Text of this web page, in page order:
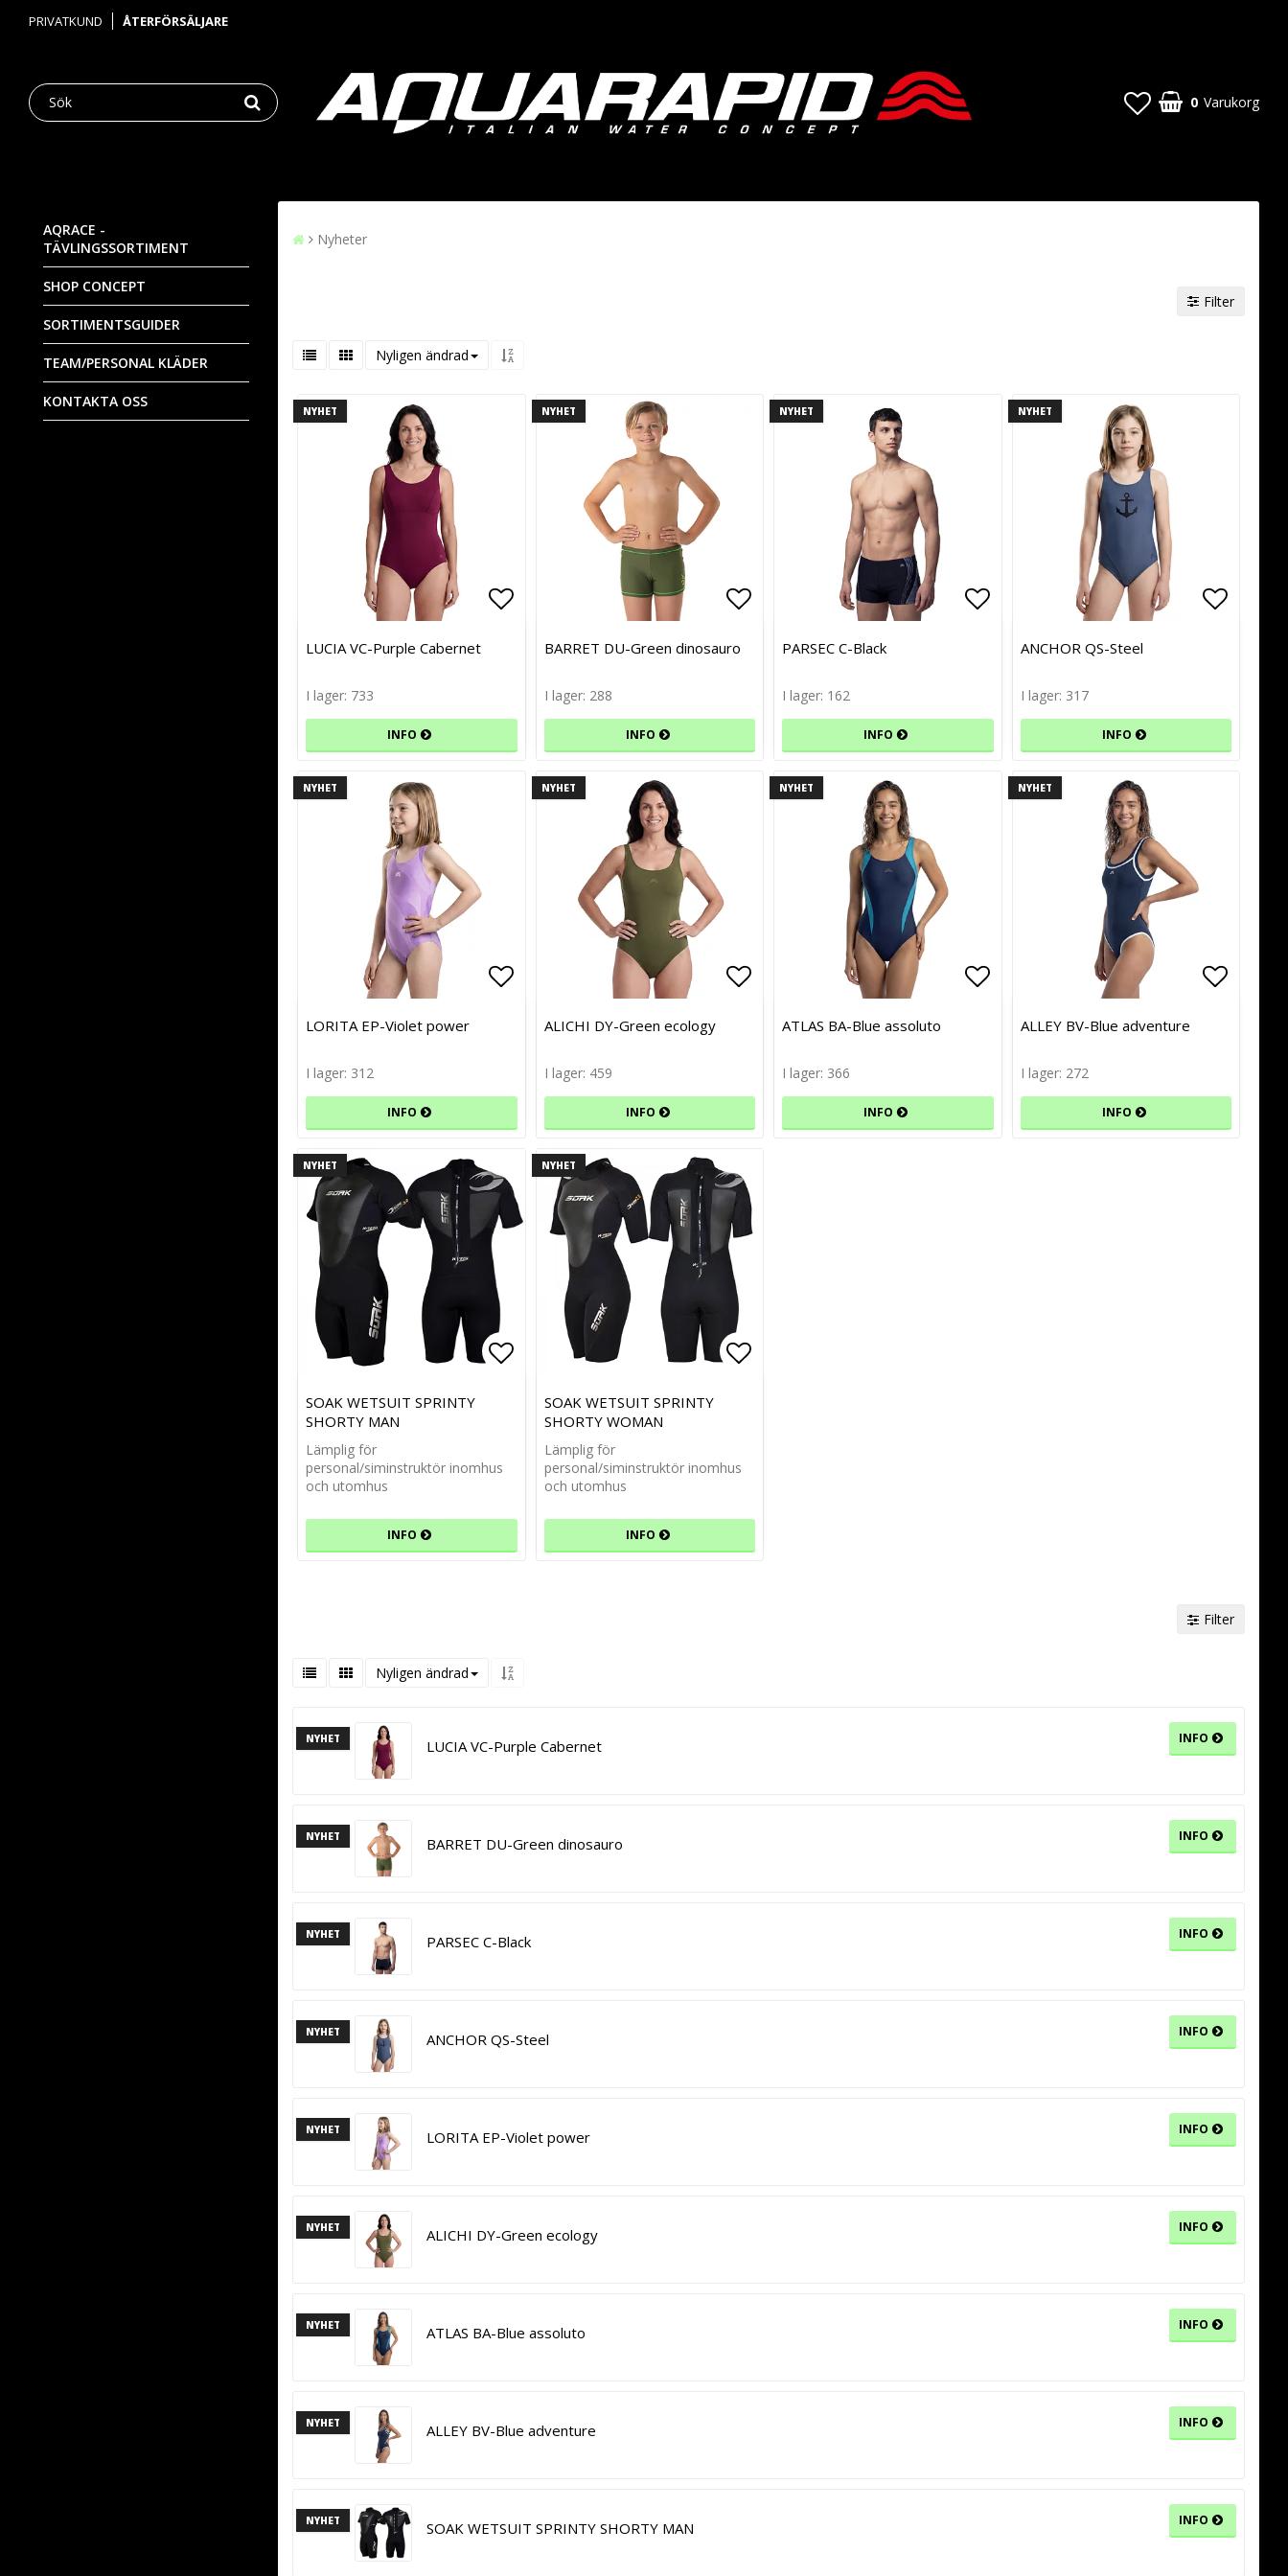
PRIVATKUND ÅTERFÖRSÄLJARE
0 Varukorg
AQRACE -
TÄVLINGSSORTIMENT
SHOP CONCEPT
SORTIMENTSGUIDER
TEAM/PERSONAL KLÄDER
KONTAKTA OSS
Nyheter
Filter
Nyligen ändrad
NYHET
Lägg till i favoritlistan
Lägg till i favoritlistan
LUCIA VC-Purple Cabernet
I lager: 733
INFO
NYHET
Lägg till i favoritlistan
Lägg till i favoritlistan
BARRET DU-Green dinosauro
I lager: 288
INFO
NYHET
Lägg till i favoritlistan
Lägg till i favoritlistan
PARSEC C-Black
I lager: 162
INFO
NYHET
ANCHOR QS-Steel
I lager: 317
INFO
NYHET
Lägg till i favoritlistan
Lägg till i favoritlistan
LORITA EP-Violet power
I lager: 312
INFO
NYHET
Lägg till i favoritlistan
Lägg till i favoritlistan
ALICHI DY-Green ecology
I lager: 459
INFO
NYHET
Lägg till i favoritlistan
Lägg till i favoritlistan
ATLAS BA-Blue assoluto
I lager: 366
INFO
NYHET
ALLEY BV-Blue adventure
I lager: 272
INFO
NYHET
Lägg till i favoritlistan
SOAK WETSUIT SPRINTY
SHORTY MAN
Lämplig för
personal/siminstruktör inomhus
och utomhus
INFO
NYHET
SOAK WETSUIT SPRINTY
SHORTY WOMAN
Lämplig för
personal/siminstruktör inomhus
och utomhus
INFO
Filter
Nyligen ändrad
NYHET LUCIA VC-Purple Cabernet INFO
NYHET BARRET DU-Green dinosauro INFO
NYHET PARSEC C-Black INFO
NYHET ANCHOR QS-Steel INFO
NYHET LORITA EP-Violet power INFO
NYHET ALICHI DY-Green ecology INFO
NYHET ATLAS BA-Blue assoluto INFO
NYHET ALLEY BV-Blue adventure INFO
NYHET SOAK WETSUIT SPRINTY SHORTY MAN INFO